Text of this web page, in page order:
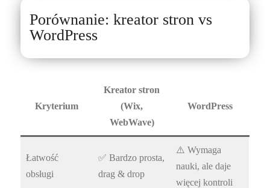
Porównanie: kreator stron vs
WordPress
Kryterium
Kreator stron
(Wix,
WebWave)
WordPress
Łatwość
obsługi
✅ Bardzo prosta,
drag & drop
⚠️ Wymaga
nauki, ale daje
więcej kontroli